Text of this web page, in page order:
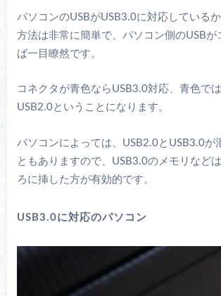
パソコンのUSBがUSB3.0に対応している
方法は非常に簡単で、パソコン側のUSBが
ば一目瞭然です。
コネクタが青色ならUSB3.0対応、青色で
USB2.0ということになります。
パソコンによっては、USB2.0とUSB3.0が
ともありますので、USB3.0のメモリなど
ろに挿した方が有効的です。
USB3.0に対応のパソコン